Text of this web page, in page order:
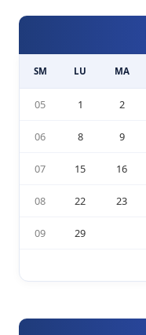
SM LU MA
05 1 2
06 8 9
07 15 16
08 22 23
09 29